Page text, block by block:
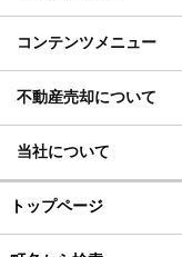
コンテンツメニュー
不動産売却について
当社について
トップページ